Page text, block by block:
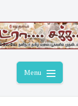
Menu